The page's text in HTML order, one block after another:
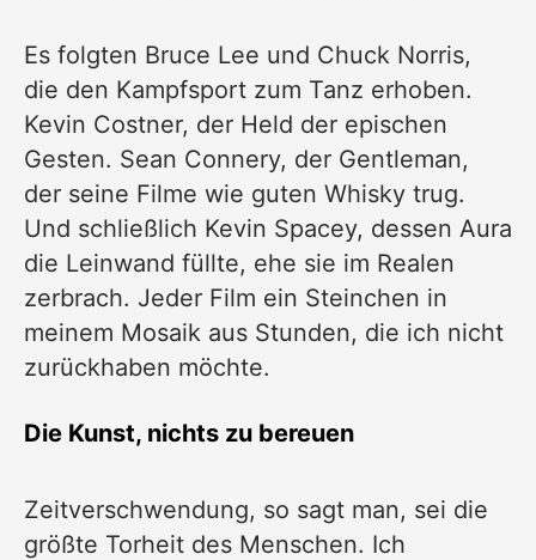
Es folgten Bruce Lee und Chuck Norris,
die den Kampfsport zum Tanz erhoben.
Kevin Costner, der Held der epischen
Gesten. Sean Connery, der Gentleman,
der seine Filme wie guten Whisky trug.
Und schließlich Kevin Spacey, dessen Aura
die Leinwand füllte, ehe sie im Realen
zerbrach. Jeder Film ein Steinchen in
meinem Mosaik aus Stunden, die ich nicht
zurückhaben möchte.
Die Kunst, nichts zu bereuen
Zeitverschwendung, so sagt man, sei die
größte Torheit des Menschen. Ich